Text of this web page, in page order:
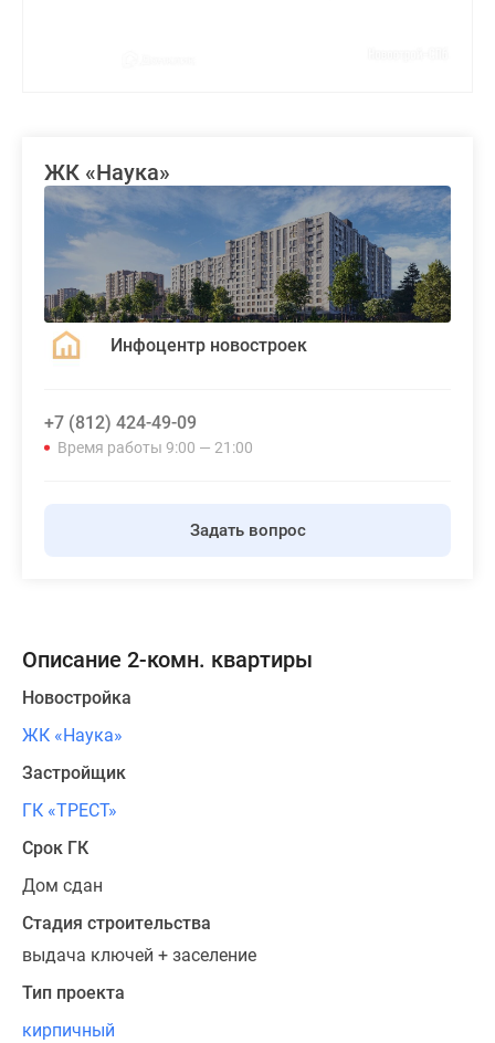
ЖК «Наука»
Инфоцентр новостроек
+7 (812) 424-49-09
Время работы 9:00 — 21:00
Задать вопрос
Описание 2-комн. квартиры
Новостройка
ЖК «Наука»
Застройщик
ГК «ТРЕСТ»
Срок ГК
Дом сдан
Стадия строительства
выдача ключей + заселение
Тип проекта
кирпичный